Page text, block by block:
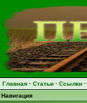
Главная · Статьи · Ссылки ·
Навигация